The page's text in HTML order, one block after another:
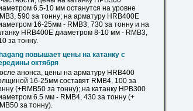
6.5-10 мм останутся на уровне
590 за тонну; на арматуру HRB400E
16-25мм - RMB3, 730 за тонну и на
HRB400E диаметром 8-10 мм - RMB3,
за тонну.
повышает цены на катанку с
октября
анонса, цены на арматуру HRB400
16-25мм составят RMB4, 100 за
(+RMB50 за тонну); на катанку HPB300
6.5 мм - RMB4, 430 за тонну (+
за тонну).